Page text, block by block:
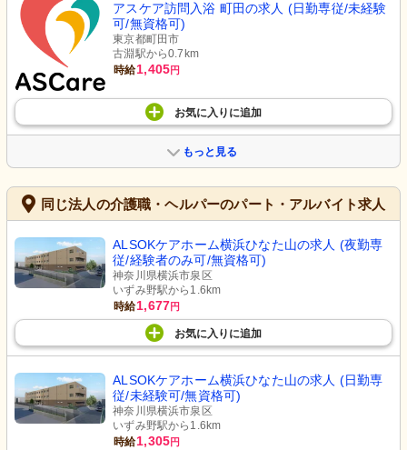
アスケア訪問入浴 町田の求人 (日勤専従/未経験
可/無資格可)
東京都町田市
古淵駅から0.7km
時給1,405円
お気に入り に追加
もっと見る
同じ法人の介護職・ヘルパーのパート・アルバイト求人
ALSOKケアホーム横浜ひなた山の求人 (夜勤専
従/経験者のみ可/無資格可)
神奈川県横浜市泉区
いずみ野駅から1.6km
時給1,677円
お気に入り に追加
ALSOKケアホーム横浜ひなた山の求人 (日勤専
従/未経験可/無資格可)
神奈川県横浜市泉区
いずみ野駅から1.6km
時給1,305円